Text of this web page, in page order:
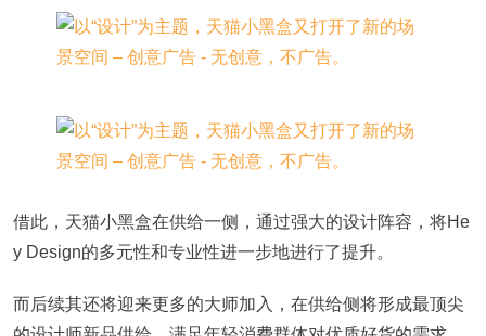
借此，天猫小黑盒在供给一侧，通过强大的设计阵容，将He
y Design的多元性和专业性进一步地进行了提升。
而后续其还将迎来更多的大师加入，在供给侧将形成最顶尖